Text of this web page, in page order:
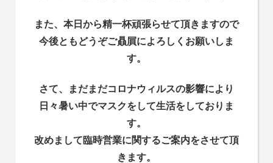
また、本日から精一杯頑張らせて頂きますので
今後ともどうぞご贔屓によろしくお願いしま
す。
さて、まだまだコロナウィルスの影響により
日々暑い中でマスクをして生活をしておりま
す。
改めまして臨時営業に関するご案内をさせて頂
きます。